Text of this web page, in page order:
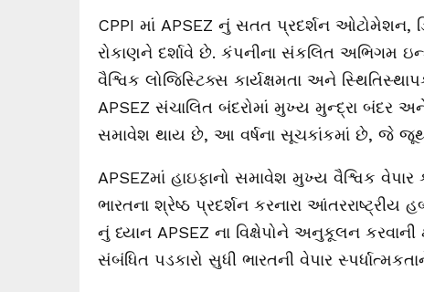
CPPI માં APSEZ નું સતત પ્રદર્શન ઓટોમેશન,
રોકાણને દર્શાવે છે. કંપનીના સંકલિત અભિગમ
વૈશ્વિક લોજિસ્ટિક્સ કાર્યક્ષમતા અને
APSEZ સંચાલિત બંદરોમાં મુખ્ય મુન્દ્રા બંદર
સમાવેશ થાય છે, આ વર્ષના સૂચકાંકમાં છે, જે
APSEZમાં હાઇફાનો સમાવેશ મુખ્ય વૈશ્વિક
ભારતના શ્રેષ્ઠ પ્રદર્શન કરનારા
નું ધ્યાન APSEZ ના વિક્ષેપોને અનુકૂલન
સંબંધિત પડકારો સુધી ભારતની વેપાર